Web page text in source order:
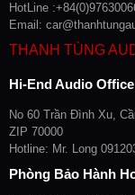
HotLine
Email:
THANH TÙNG
Hi-End Audio Office
No 60 Trần Đình Xu,
ZIP 70000
Hotline: Mr. Long
Phòng Bảo Hành